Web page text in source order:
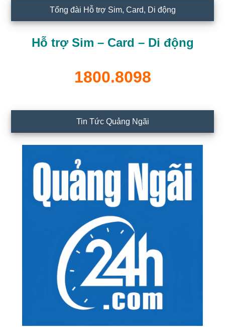
Tổng đài Hỗ trợ Sim, Card, Di động
Hỗ trợ Sim – Card – Di động
1800.8098
Tin Tức Quảng Ngãi